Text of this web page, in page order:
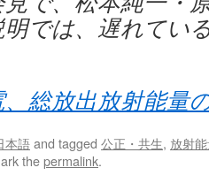
では、遅れてい
総放出放射能量
本語and tagged 公正・共生, 放射
thepermalink.